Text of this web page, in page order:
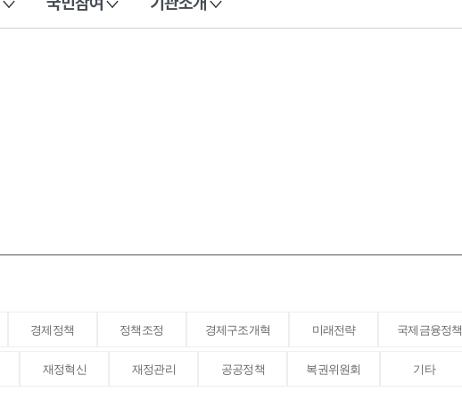
경제정책 정책조정 경제구조개혁 미래전략 국제금융정책
재정혁신 재정관리 공공정책 복권위원회 기타